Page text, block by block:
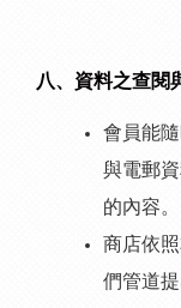
八、資料之查閱
會員能
與電郵
的內容。
商店依
們管道